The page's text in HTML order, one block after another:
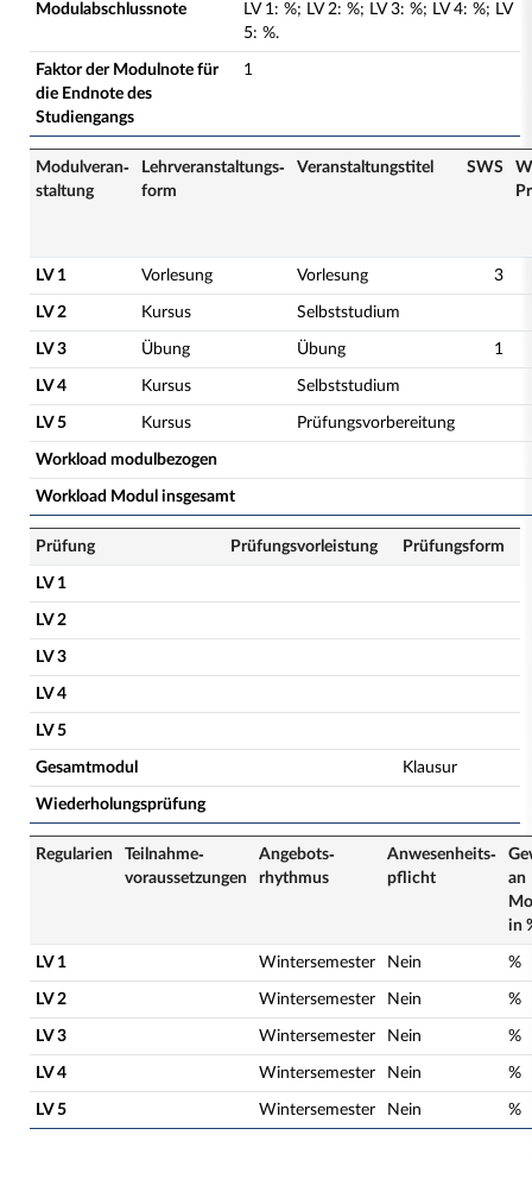
Modulabschlussnote LV 1: %; LV 2: %; LV 3: %; LV 4: %; LV
5: %.
Faktor der Modulnote für
die Endnote des
Studiengangs
1
Modulveran­
staltung
Lehrveranstaltungs­
form
Veranstaltungs­titel SWS
LV 1 Vorlesung Vorlesung 3
LV 2 Kursus Selbststudium
LV 3 Übung Übung 1
LV 4 Kursus Selbststudium
LV 5 Kursus Prüfungsvorbereitung
Workload modulbezogen
Workload Modul insgesamt
Prüfung Prüfungsvorleistung Prüfungsform
LV 1
LV 2
LV 3
LV 4
LV 5
Gesamtmodul Klausur
Wiederholungsprüfung
Regularien
Teilnahme­
voraussetzungen
Angebots­
rhythmus
Anwesenheits­
pflicht
an
in
LV 1 Wintersemester Nein %
LV 2 Wintersemester Nein %
LV 3 Wintersemester Nein %
LV 4 Wintersemester Nein %
LV 5 Wintersemester Nein %